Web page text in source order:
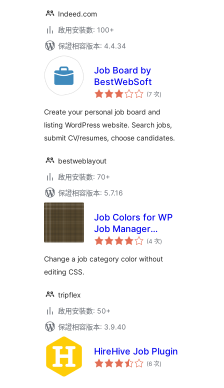
Indeed.com
啟用安裝數: 100+
保證相容版本: 4.4.34
Job Board by
BestWebSoft
(7 次評
分
數
)
Create your personal job board and
listing WordPress website. Search jobs,
submit CV/resumes, choose candidates.
bestweblayout
啟用安裝數: 70+
保證相容版本: 5.7.16
Job Colors for WP
Job Manager
Categories
(4 次評
分
數
)
Change a job category color without
editing CSS.
tripflex
啟用安裝數: 50+
保證相容版本: 3.9.40
HireHive Job Plugin
(6 次評
分)